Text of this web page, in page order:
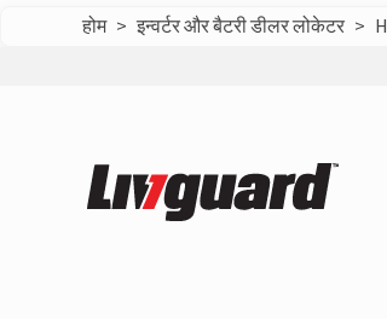
होम > इन्वर्टर और बैटरी डीलर लोकेटर >